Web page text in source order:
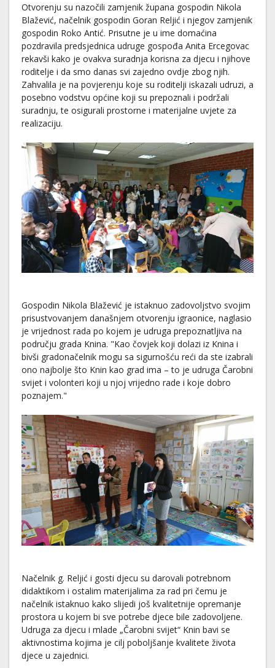
Otvorenju su nazočili zamjenik župana gospodin Nikola
Blažević, načelnik gospodin Goran Reljić i njegov zamjenik
gospodin Roko Antić. Prisutne je u ime domaćina
pozdravila predsjednica udruge gospođa Anita Ercegovac
rekavši kako je ovakva suradnja korisna za djecu i njihove
roditelje i da smo danas svi zajedno ovdje zbog njih.
Zahvalila je na povjerenju koje su roditelji iskazali udruzi, a
posebno vodstvu općine koji su prepoznali i podržali
suradnju, te osigurali prostorne i materijalne uvjete za
realizaciju.
Gospodin Nikola Blažević je istaknuo zadovoljstvo svojim
prisustvovanjem današnjem otvorenju igraonice, naglasio
je vrijednost rada po kojem je udruga prepoznatljiva na
području grada Knina. "Kao čovjek koji dolazi iz Knina i
bivši gradonačelnik mogu sa sigurnošću reći da ste izabrali
ono najbolje što Knin kao grad ima – to je udruga Čarobni
svijet i volonteri koji u njoj vrijedno rade i koje dobro
poznajem."
Načelnik g. Reljić i gosti djecu su darovali potrebnom
didaktikom i ostalim materijalima za rad pri čemu je
načelnik istaknuo kako slijedi još kvalitetnije opremanje
prostora u kojem bi sve potrebe djece bile zadovoljene.
Udruga za djecu i mlade „Čarobni svijet“ Knin bavi se
aktivnostima kojima je cilj poboljšanje kvalitete života
djece u zajednici.